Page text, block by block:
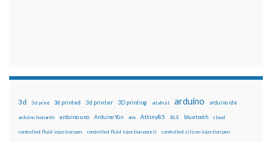
3d 3d print 3d printed 3d printer 3D printing adafruit arduino arduino ide
arduino leonardo arduino uno Arduino Yún arm Attiny85 BLE bluetooth cloud
controlled fluid injection pen controlled fluid injection pencil controlled silicon injection pen